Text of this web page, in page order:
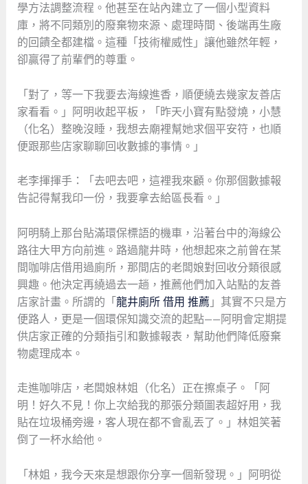
學方法調整流程。他甚至在站內建立了一個小型資料
庫，將不同類別的廢棄物來源、處理時間、後端再生廠
的回饋全都建檔。這種「技術權威性」讓他雖然年輕，
卻贏得了前輩們的尊重。
「對了，等一下我要去海線進香，順便繞去幾家友善店
家看看。」阿明收起平板，「昨天小寶有點發燒，小慧
（化名）整晚沒睡，我想去廟裡幫她求個平安符，也順
便跟那些店家聊聊回收數據的事情。」
老李揮揮手：「去吧去吧，這裡我來顧。你那個數據報
告記得幫我印一份，我要拿去給區長看。」
阿明騎上那台貼滿環保標語的機車，沿著台中的海線公
路往大甲方向前進。路過龍井時，他想起來之前曾在某
間咖啡店借用過廁所，那間店的老闆娘對回收分類很感
興趣。他決定再繞過去一趟，推薦他們加入站點的友善
店家計畫。所謂的「 龍井廁所 借用 推薦 」其實不只是方
便路人，更是一個環保知識交流的起點——阿明會定期提
供店家正確的分類指引和數據報表，幫助他們降低廢棄
物處理成本。
走進咖啡店，老闆娘林姐（化名）正在擦桌子。「阿
明！好久不見！你上次給我的那張分類圖表超好用，我
貼在垃圾桶旁邊，客人現在都不會亂丟了。」林姐笑著
倒了一杯水給他。
「林姐，我今天來是想跟你分享一個新發現。」阿明從